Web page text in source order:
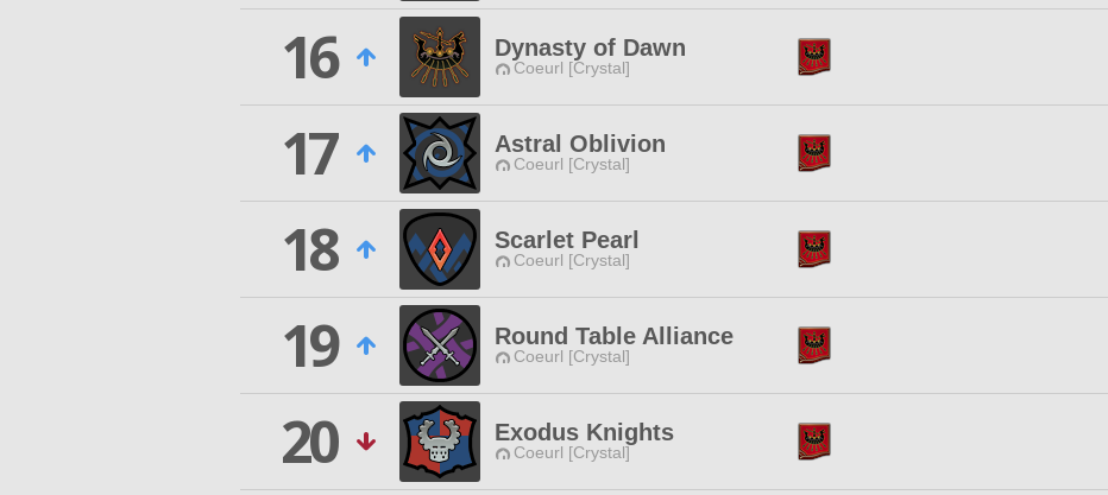
16
Dynasty of Dawn
Coeurl [Crystal]
17
Astral Oblivion
Coeurl [Crystal]
18
Scarlet Pearl
Coeurl [Crystal]
19
Round Table Alliance
Coeurl [Crystal]
20
Exodus Knights
Coeurl [Crystal]